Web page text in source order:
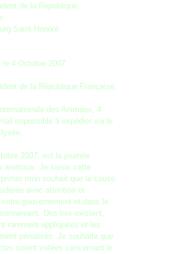
de la République
Saint Honoré
le 4 Octobre 2007.
de la République Française,
des Animaux, 4
impossible à expédier via le
2007, est la journée
animaux. Je saisis cette
mon souhait que la cause
avec attention et
votre gouvernement et dans le
Des lois existent,
rarement appliquées et les
pénalisés. Je souhaite que
soient votées concernant le